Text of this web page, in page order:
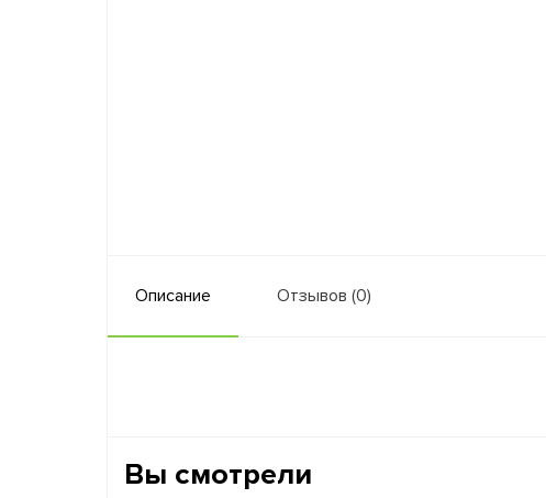
Описание Отзывов (0)
Вы смотрели